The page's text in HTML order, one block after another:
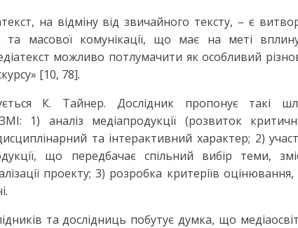
на відміну від звичайного тексту, – є
та масової комунікації, що має на меті
можливо потлумачити як особливий
[10, 78].
К. Тайнер. Дослідник пропонує такі
1) аналіз медіапродукції (розвиток
та інтерактивний характер; 2)
що передбачає спільний вибір теми,
проекту; 3) розробка критеріїв оцінювання,
та дослідниць побутує думка, що